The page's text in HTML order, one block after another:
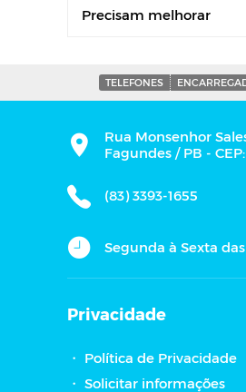
Precisam melhorar
TELEFONES
Rua Monsenhor
Fagundes / PB -
(83) 3393-1655
Segunda à Sexta
Privacidade
・ Política de Privacidade
・ Solicitar informações